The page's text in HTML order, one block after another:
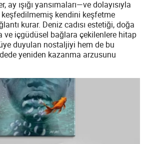
ışığı yansımaları—ve dolayısıyla
kendini keşfetme
kurar. Deniz cadısı estetiği, doğa
ve içgüdüsel bağlara çekilenlere hitap
duyulan nostaljiyi hem de bu
yeniden kazanma arzusunu